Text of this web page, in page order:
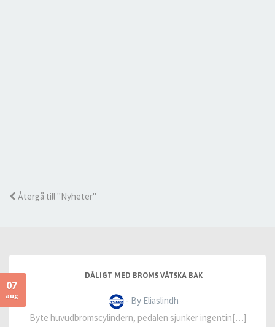
Återgå till "Nyheter"
07
aug
DÅLIGT MED BROMS VÄTSKA BAK
- By Eliaslindh
Byte huvudbromscylindern, pedalen sjunker ingentin[…]